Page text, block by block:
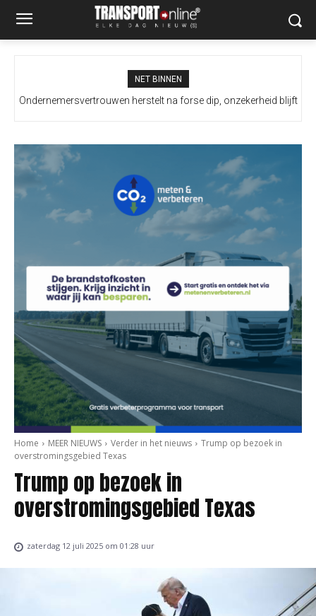
NET BINNEN
Ondernemersvertrouwen herstelt na forse dip, onzekerheid blijft
Home MEER NIEUWS Verder in het nieuws
Trump op bezoek in
overstromingsgebied Texas
Trump op bezoek in
overstromingsgebied Texas
zaterdag 12 juli 2025 om 01:28 uur